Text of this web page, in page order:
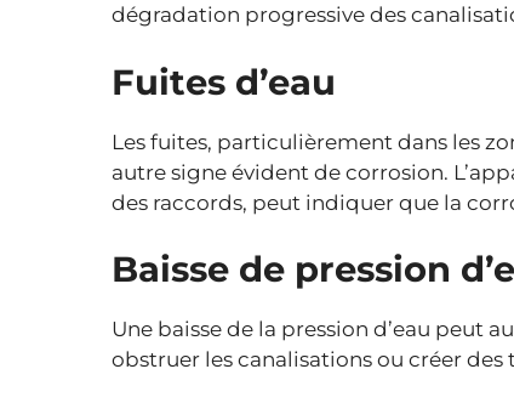
dégradation progressive des
Fuites d’eau
Les fuites, particulièrement dans les
autre signe évident de corrosion.
des raccords, peut indiquer que la
Baisse de pression
Une baisse de la pression d’eau peut
obstruer les canalisations ou créer des